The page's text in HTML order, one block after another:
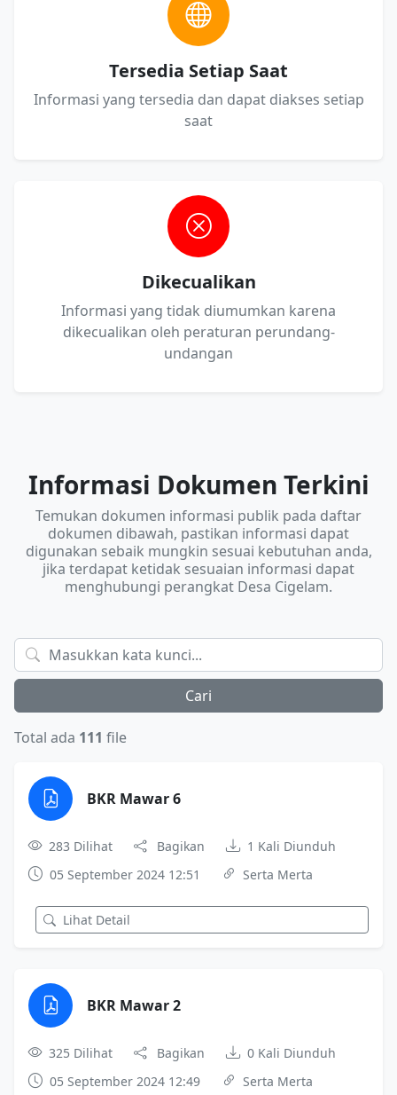
Tersedia Setiap Saat
Informasi yang tersedia dan dapat diakses setiap
saat
Dikecualikan
Informasi yang tidak diumumkan karena
dikecualikan oleh peraturan perundang-
undangan
Informasi Dokumen Terkini
Temukan dokumen informasi publik pada daftar
dokumen dibawah, pastikan informasi dapat
digunakan sebaik mungkin sesuai kebutuhan anda,
jika terdapat ketidak sesuaian informasi dapat
menghubungi perangkat Desa Cigelam.
Cari
Total ada 111 file
BKR Mawar 6
283 Dilihat Bagikan
1 Kali Diunduh
05 September 2024 12:51
Serta Merta
Lihat Detail
BKR Mawar 2
325 Dilihat Bagikan
0 Kali Diunduh
05 September 2024 12:49
Serta Merta